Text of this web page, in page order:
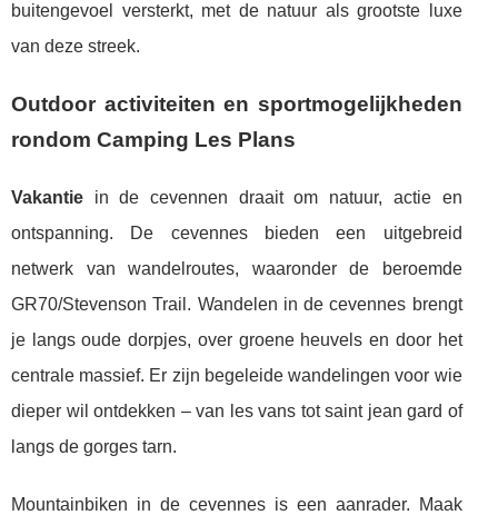
buitengevoel versterkt, met de natuur als grootste luxe
van deze streek.
Outdoor activiteiten en sportmogelijkheden
rondom Camping Les Plans
Vakantie in de cevennen draait om natuur, actie en
ontspanning. De cevennes bieden een uitgebreid
netwerk van wandelroutes, waaronder de beroemde
GR70/Stevenson Trail. Wandelen in de cevennes brengt
je langs oude dorpjes, over groene heuvels en door het
centrale massief. Er zijn begeleide wandelingen voor wie
dieper wil ontdekken – van les vans tot saint jean gard of
langs de gorges tarn.
Mountainbiken in de cevennes is een aanrader. Maak